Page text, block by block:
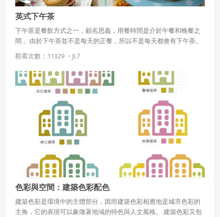
沙、炒粿條、咖哩麵、印度炒麵、馬來自助餐 ￭ 晚餐:咖哩螃蟹、黑
胡椒咖哩蟹、娘惹咖哩魚頭 ￭ 釀豆腐、沙嗲等 印尼飲食著重辛辣、
鹹香、味道豐富而多變 在大航海時代，印尼的摩鹿加群島曾是兵家
必爭之地，其盛產的丁香、肉豆蔻、肉桂、石栗等至今仍赫赫有名
摩鹿加群島位置￭ 印尼沾醬成為主要搭配食物的靈魂，像是萬用甜
醬油與鹹醬油，印尼辣椒醬(Sambal Terasi)更是日常餐桌必備 ￭ 椰
素材所組成的傳統小菜，稱為Pecel ￭ 還有從13世紀一直延續至今的
發酵黃豆食品-天貝(Tempe Goreng)，已成為聯合國教科文組織人
地辛香料:Bakso湯麵 ￭ 福建移民印尼後的米食文化:粿仔條湯
(Kwetiau Ayam) ￭ 印尼華裔每年正月十五食用的米食糕點(Lontong
Cao GoMeh)￭ 著名的爪哇涼拌沙拉(Gado-gado) ￭ 國家級代表菜-薑
黃飯，是國宴必備菜餚 ￭ 庶民燒烤最喜歡的辛香料魚；開齋節必吃
湯、各式各樣的薑黃湯麵、小點心香脆炸牛皮和水果沙拉 ￭ 甜品類
有黑糯米雞、印尼式摩摩喳喳，大部分延續吃木薯，地瓜南瓜等 ￭
荷蘭殖民留下的飲食:千層糕菲律賓跟其他東南亞國家一樣喜歡食用
蝦膏、吃魚露、醃漬鹹魚味食物進行調味，辛香料習慣以胭脂子
(Annatto)上色，歐洲人慣用的月桂葉亦納入醃漬當中 南島族人主食:
芋頭、香蕉花、木薯、西谷米成為主食之一 飲食代表: ￭ 豪華的西班
英式下午茶
下午茶是餐飲方式之一，顧名思義，用餐時間是介於午餐和晚餐之
間 。由於下午茶並不是每天的正餐，所以不是每天都會有下午茶。
近代的下午茶發展自英國維多利亞時代的英式下午茶（afternoon
tea）。
觀看次數：11329 ・ JL7
色彩與空間：建築色彩配色
建築色彩是環境中的主體部分，因而建築色彩相應地是城市色彩的
主角，它的表現可以象徵著地域的特色與人文風格。 建築色彩又包
還沒有註冊帳號嗎？點擊 立刻註冊
已閱讀使用條款 隱私政策
已經有註冊帳號了嗎？點擊立刻登入
授權內容：係指吉寶系統有限公司（吉寶系統公司）所有或
經授權使用而置放於吉寶知識系統網站或系統內之著作物。
衍生著作：係指就授權內容改作之創作。
二、會員規範
會員同意遵守本系統之會員規範、著作權條款及隱私權政
策。
違反前項約定者，本系統得終止會員資格。
三、著作權授權
會員得於本系統內使用授權內容，除經著作權人有標示採取
創用CC授權或其他授權者，會員不得重製、轉載、散布或類
似方法流通授權內容。
本系統防盜拷措施或類似措施，會員不得予以破解、破壞或
以其他方法規避。
會員使用本系統之費用，由吉寶系統公司定之並按月收取。
吉寶系統公司得不定期公告與調整費用。
我同意上述會員條款
同意上述條款，確定註冊